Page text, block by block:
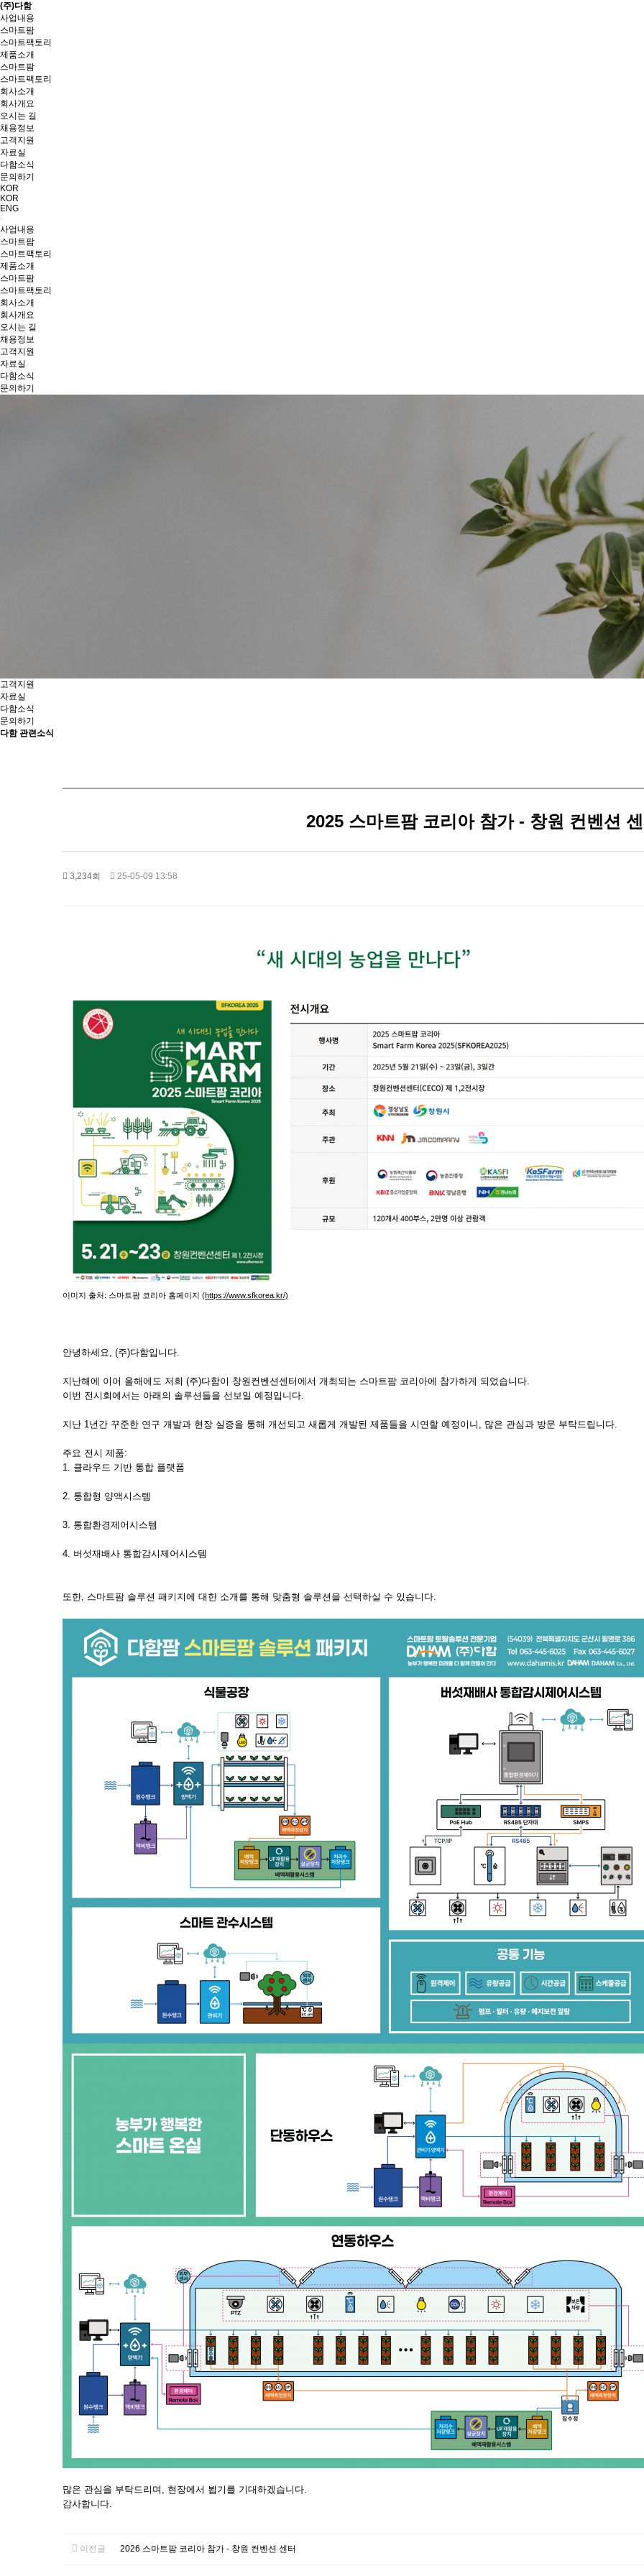
(주)다함
사업내용
스마트팜
스마트팩토리
제품소개
스마트팜
스마트팩토리
회사소개
회사개요
오시는 길
채용정보
고객지원
자료실
다함소식
문의하기
KOR
KOR
ENG
사업내용
스마트팜
스마트팩토리
제품소개
스마트팜
스마트팩토리
회사소개
회사개요
오시는 길
채용정보
고객지원
자료실
다함소식
문의하기
고객지원
자료실
다함소식
문의하기
다함 관련소식
2025 스마트팜 코리아 참가 - 창원 컨벤션
3,234회 25-05-09 13:58
이미지 출처: 스마트팜 코리아 홈페이지 (https://www.sfkorea.kr/)
안녕하세요, (주)다함입니다.
지난해에 이어 올해에도 저희 (주)다함이 창원컨벤션센터에서 개최되는 스마트팜 코리아에 참가하게 되었습니다.
이번 전시회에서는 아래의 솔루션들을 선보일 예정입니다.
지난 1년간 꾸준한 연구 개발과 현장 실증을 통해 개선되고 새롭게 개발된 제품들을 시연할 예정이니, 많은 관심과 방문 부탁드립니다.
주요 전시 제품:
1. 클라우드 기반 통합 플랫폼
2. 통합형 양액시스템
3. 통합환경제어시스템
4. 버섯재배사 통합감시제어시스템
또한, 스마트팜 솔루션 패키지에 대한 소개를 통해 맞춤형 솔루션을 선택하실 수 있습니다.
많은 관심을 부탁드리며, 현장에서 뵙기를 기대하겠습니다.
감사합니다.
이전글 2026 스마트팜 코리아 참가 - 창원 컨벤션 센터